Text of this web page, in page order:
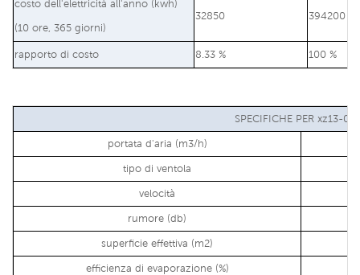
costo dell'elettricità all'anno (kwh)
(10 ore, 365 giorni)
32850 394200
rapporto di costo 8.33 % 100 %
SPECIFICHE PER xz13-
portata d'aria (m3/h)
tipo di ventola
velocità
rumore (db)
superficie effettiva (m2)
efficienza di evaporazione (%)